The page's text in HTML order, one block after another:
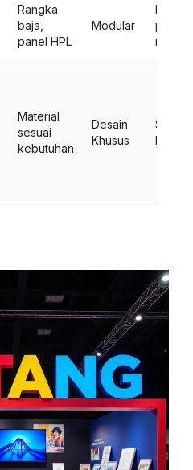
Rangka
baja,
panel HPL
Modular
Display
rak
Material
sesuai
kebutuhan
Desain
Khusus
Sesuai